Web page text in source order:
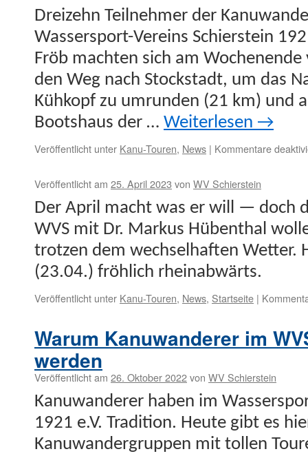
Dreizehn Teil­nehmer der
Wasser­s­port-Vere­ins Schier­stein
Fröb macht­en sich am
den Weg nach Stock­stadt, um das
Kühkopf zu umrun­den (21 km) und
Boot­shaus der … Weit­er­lesen →
Veröffentlicht unter Kanu-Touren, News | Kommentare
Veröffentlicht am 25. April 2023 von WV Schierstein
Der April macht was er will — doch
WVS mit Dr. Markus Hüben­thal
trotzen dem wech­sel­haften Wet­ter.
(23.04.) fröh­lich rheinabwärts.
Veröffentlicht unter Kanu-Touren, News, Startseite |
Warum Kanuwanderer im
werden
Veröffentlicht am 26. Oktober 2022von WV Schierstein
Kanuwan­der­er haben im
1921 e.V. Tra­di­tion. Heute gibt es
Kanuwan­der­grup­pen mit tollen